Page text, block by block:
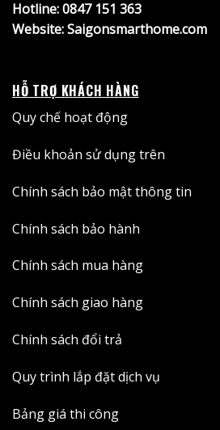
Hotline:0847 151 363
Website:Saigonsmarthome.com
HỖ TRỢ KHÁCH HÀNG
Quy chế hoạt động
Điều khoản sử dụng trên
Chính sách bảo mật thông tin
Chính sách bảo hành
Chính sách mua hàng
Chính sách giao hàng
Chính sách đổi trả
Quy trình lắp đặt dịch vụ
Bảng giá thi công